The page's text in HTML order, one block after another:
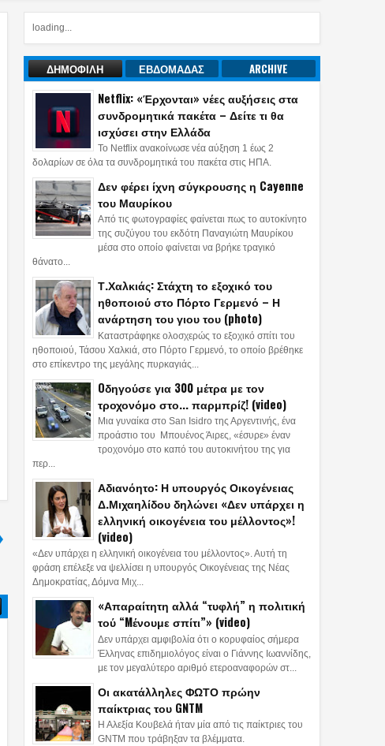
Apr
2021
26
Feb
2021
loading...
ΔΗΜΟΦΙΛΗ ΕΒΔΟΜΑΔΑΣ ARCHIVE
Netflix: «Έρχονται» νέες αυξήσεις στα
συνδρομητικά πακέτα – Δείτε τι θα
ισχύσει στην Ελλάδα
Το Netflix ανακοίνωσε νέα αύξηση 1 έως 2
δολαρίων σε όλα τα συνδρομητικά του πακέτα στις ΗΠΑ.
Δεν φέρει ίχνη σύγκρουσης η Cayenne
του Μαυρίκου
Από τις φωτογραφίες φαίνεται πως το αυτοκίνητο
της συζύγου του εκδότη Παναγιώτη Μαυρίκου
μέσα στο οποίο φαίνεται να βρήκε τραγικό
θάνατο...
Τ.Χαλκιάς: Στάχτη το εξοχικό του
ηθοποιού στο Πόρτο Γερμενό – Η
ανάρτηση του γιου του (photo)
Καταστράφηκε ολοσχερώς το εξοχικό σπίτι του
ηθοποιού, Τάσου Χαλκιά, στο Πόρτο Γερμενό, το οποίο βρέθηκε
στο επίκεντρο της μεγάλης πυρκαγιάς...
Oδηγούσε για 300 μέτρα με τον
τροχονόμο στο... παρμπρίζ! (video)
Μια γυναίκα στο San Isidro της Αργεντινής, ένα
προάστιο του Μπουένος Άιρες, «έσυρε» έναν
τροχονόμο στο καπό του αυτοκινήτου της για
περ...
Αδιανόητο: Η υπουργός Οικογένειας
Δ.Μιχαηλίδου δηλώνει «Δεν υπάρχει η
ελληνική οικογένεια του μέλλοντος»!
(video)
«Δεν υπάρχει η ελληνική οικογένεια του μέλλοντος». Αυτή τη
φράση επέλεξε να ψελλίσει η υπουργός Οικογένειας της Νέας
Δημοκρατίας, Δόμνα Μιχ...
«Απαραίτητη αλλά “τυφλή” η πολιτική
τού “Mένουμε σπίτι”» (video)
Δεν υπάρχει αμφιβολία ότι ο κορυφαίος σήμερα
Έλληνας επιδημιολόγος είναι ο Γιάννης Ιωαννίδης,
με τον μεγαλύτερο αριθμό ετεροαναφορών στ...
Οι ακατάλληλες ΦΩΤΟ πρώην
παίκτριας του GNTM
Η Αλεξία Κουβελά ήταν μία από τις παίκτριες του
GNTM που τράβηξαν τα βλέμματα.